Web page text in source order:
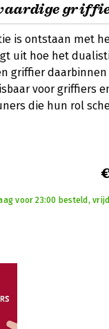
is ontstaan met
uit hoe het
griffier
voor griffiers
die hun rol
voor 23:00 besteld,